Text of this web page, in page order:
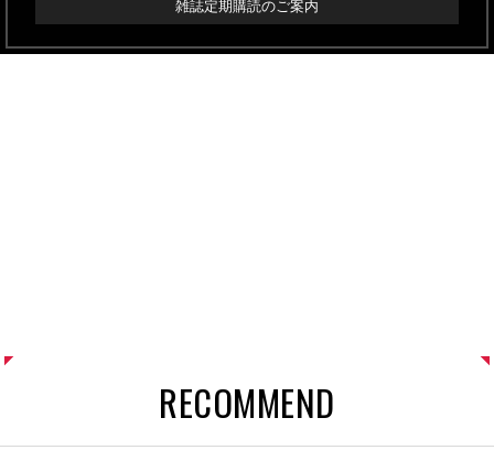
雑誌定期購読のご案内
RECOMMEND